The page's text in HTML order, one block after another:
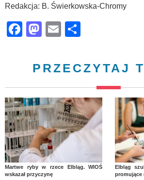
Redakcja: B. Świerkowska-Chromy
Facebook
Mastodon
Email
PRZECZYTAJ
Martwe ryby w rzece Elbląg. WIOŚ
wskazał przyczynę
Elbląg
promujące